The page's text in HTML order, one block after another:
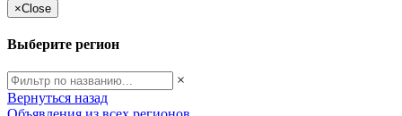
×Close
Выберите регион
×
Вернуться назад